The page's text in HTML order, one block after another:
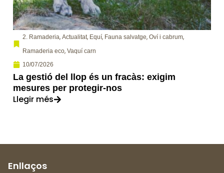
2. Ramaderia, Actualitat, Equí, Fauna salvatge, Oví i cabrum,
Ramaderia eco, Vaquí carn
10/07/2026
La gestió del llop és un fracàs: exigim
mesures per protegir-nos
Llegir més
Enllaços